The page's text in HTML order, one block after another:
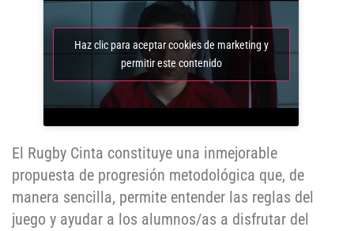
Haz clic para aceptar cookies de marketing y
permitir este contenido
El Rugby Cinta constituye una inmejorable
propuesta de progresión metodológica que, de
manera sencilla, permite entender las reglas del
juego y ayudar a los alumnos/as a disfrutar del